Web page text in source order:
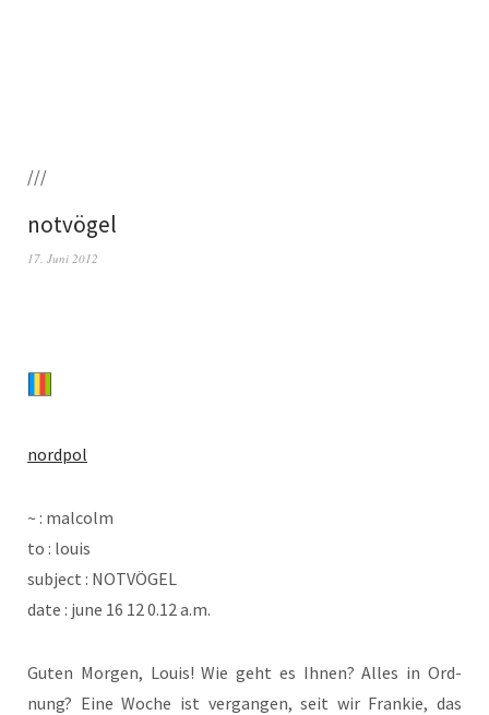
///
notvögel
17. Juni 2012
nord­pol
~ : malcolm
to : louis
sub­ject : NOTVÖGEL
date : june 16 12 0.12 a.m.
Guten Mor­gen, Lou­is! Wie geht es Ihnen? Alles in Ord­
nung? Eine Woche ist ver­gan­gen, seit wir Fran­kie, das